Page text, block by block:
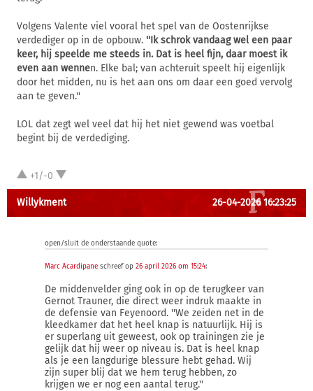
Volgens Valente viel vooral het spel van de Oostenrijkse
verdediger op in de opbouw. ''Ik schrok vandaag wel een paar
keer, hij speelde me steeds in. Dat is heel fijn, daar moest ik
even aan wennen. Elke bal; van achteruit speelt hij eigenlijk
door het midden, nu is het aan ons om daar een goed vervolg
aan te geven.''
LOL dat zegt wel veel dat hij het niet gewend was voetbal
begint bij de verdediging.
+1/-0
Willykment 26-04-2026 16:23:25
open/sluit de onderstaande quote:
Marc Acardipane schreef op 26 april 2026 om 15:24:
De middenvelder ging ook in op de terugkeer van
Gernot Trauner, die direct weer indruk maakte in
de defensie van Feyenoord. ''We zeiden net in de
kleedkamer dat het heel knap is natuurlijk. Hij is
er superlang uit geweest, ook op trainingen zie je
gelijk dat hij weer op niveau is. Dat is heel knap
als je een langdurige blessure hebt gehad. Wij
zijn super blij dat we hem terug hebben, zo
krijgen we er nog een aantal terug.''